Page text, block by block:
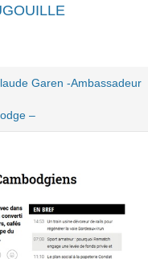
Garen -Ambassadeur
–